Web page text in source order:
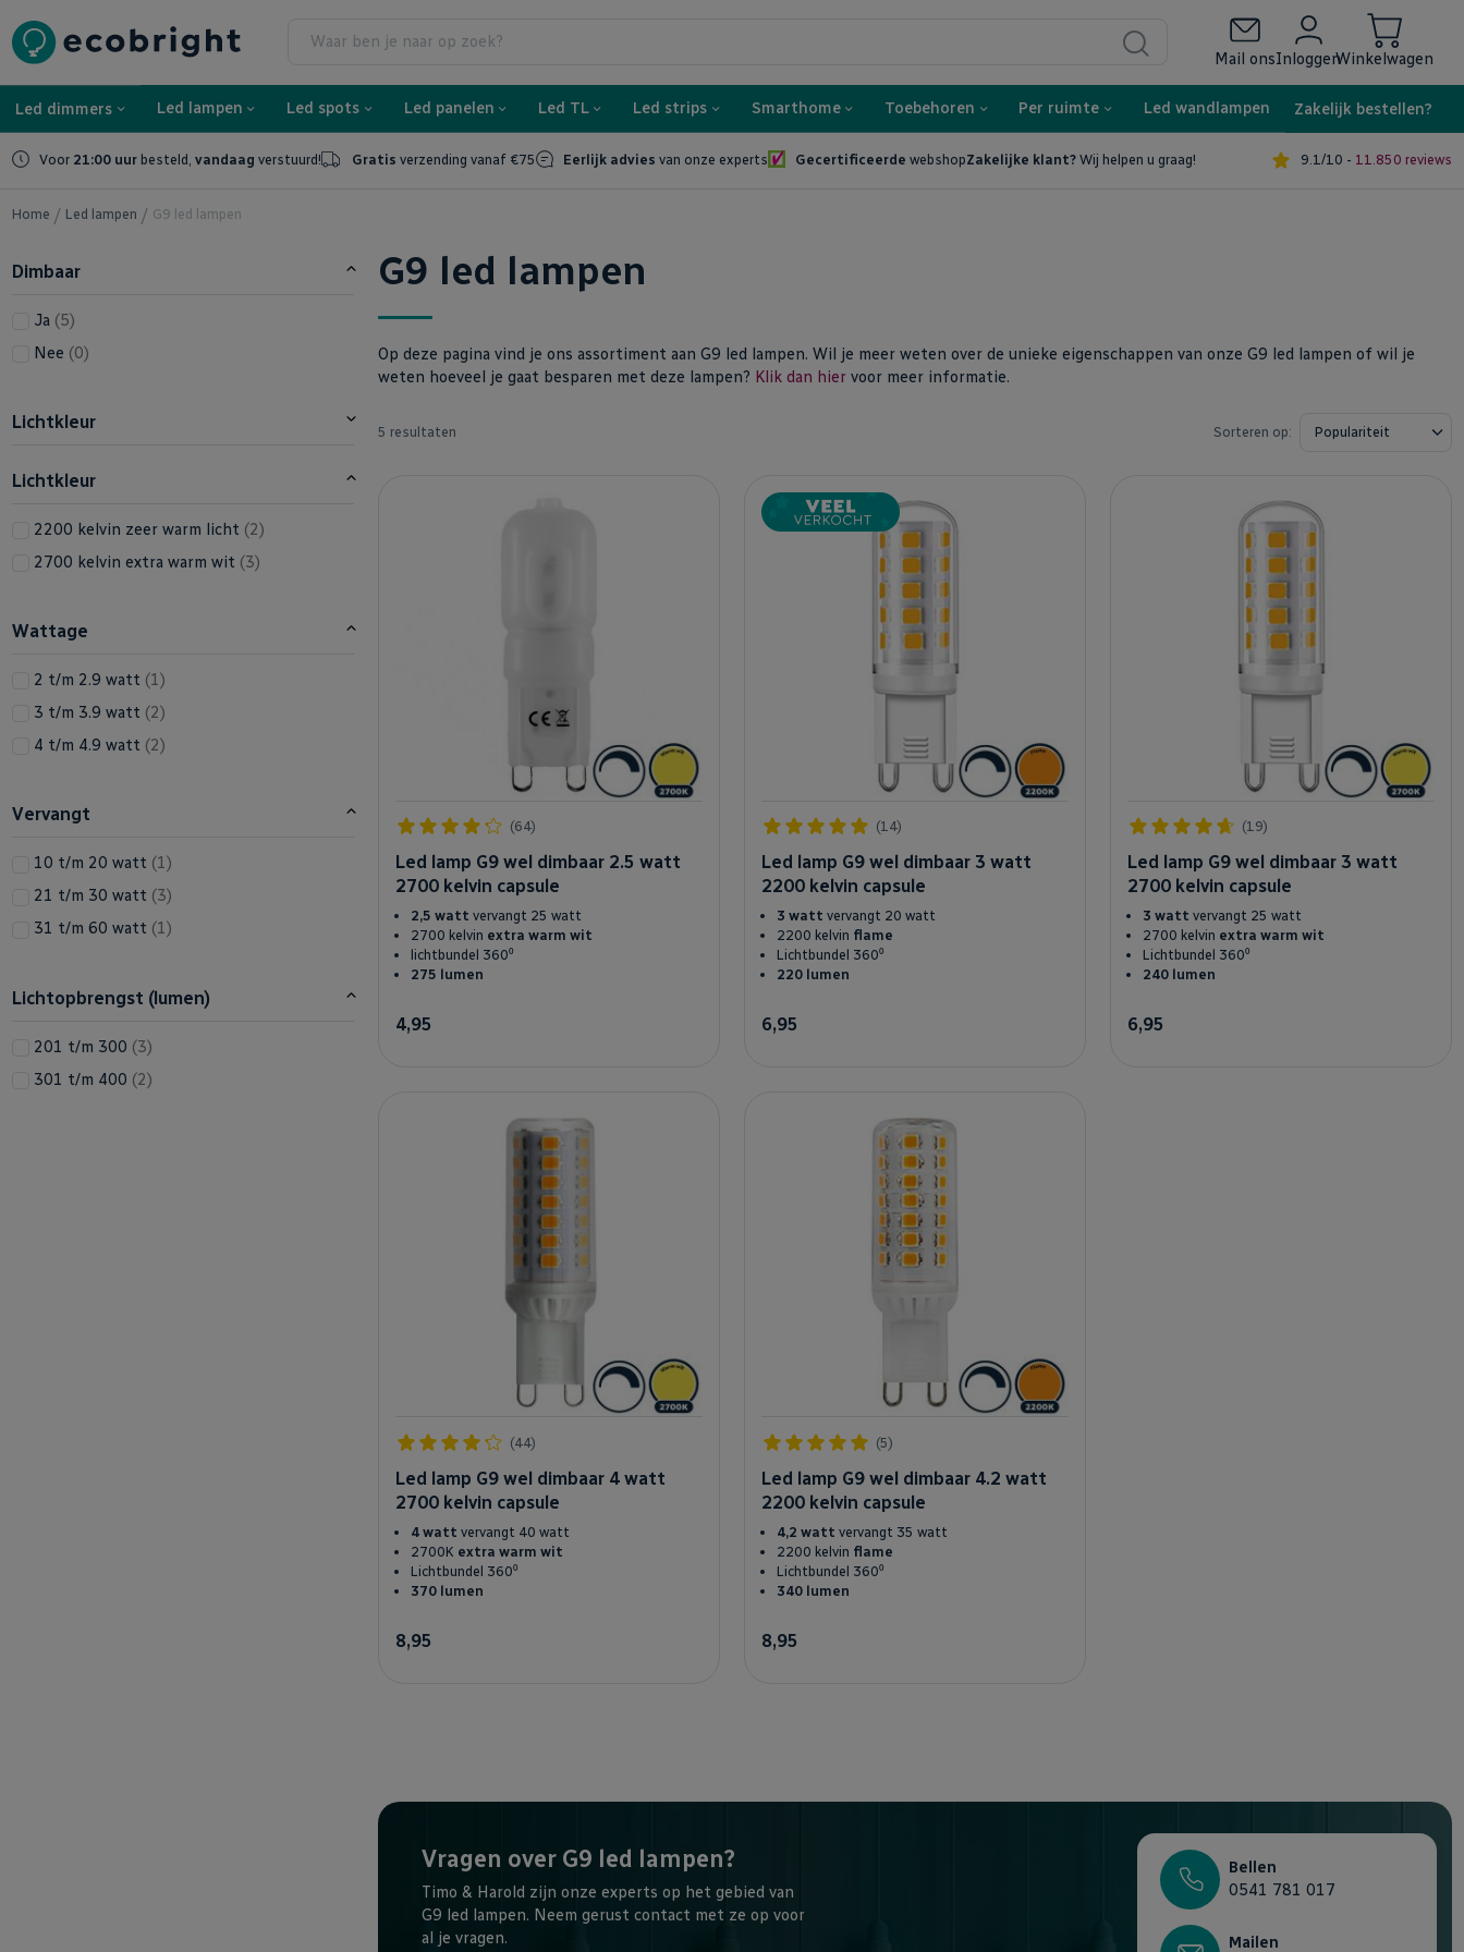
Mail onsInloggenWinkelwagen
Led dimmers Led lampen Led spots Led panelen Led TL Led strips Smarthome Toebehoren Per ruimte Led wandlampen Zakelijk bestellen?
Voor 21:00 uur besteld,vandaag verstuurd! Gratis verzending vanaf €75 Eerlijk advies van onze experts Gecertificeerde webshopZakelijke klant? Wij helpen u graag! 9.1/10 - 11.850 reviews
Home Led lampen G9 led lampen
Dimbaar
Ja 5producten
Nee 0producten
Lichtkleur
Lichtkleur
2200 kelvin zeer warm licht 2producten
2700 kelvin extra warm wit 3producten
Wattage
2 t/m 2.9 watt 1product
3 t/m 3.9 watt 2producten
4 t/m 4.9 watt 2producten
Vervangt
10 t/m 20 watt 1product
21 t/m 30 watt 3producten
31 t/m 60 watt 1product
Lichtopbrengst (lumen)
201 t/m 300 3producten
301 t/m 400 2producten
G9 led lampen
Op deze pagina vind je ons assortiment aan G9 led lampen. Wil je meer weten over de unieke eigenschappen van onze G9 led lampen of wil je
weten hoeveel je gaat besparen met deze lampen? Klik dan hiervoor meer informatie.
5 resultaten Sorteren op:
(64)
Led lamp G9 wel dimbaar 2.5 watt
2700 kelvin capsule
2,5 watt vervangt 25 watt
2700 kelvin extra warm wit
lichtbundel 360⁰
275 lumen
4,95
(14)
Led lamp G9 wel dimbaar 3 watt
2200 kelvin capsule
3 watt vervangt 20 watt
2200 kelvin flame
Lichtbundel 360⁰
220 lumen
6,95
(19)
Led lamp G9 wel dimbaar 3 watt
2700 kelvin capsule
3 watt vervangt 25 watt
2700 kelvin extra warm wit
Lichtbundel 360⁰
240 lumen
6,95
(44)
Led lamp G9 wel dimbaar 4 watt
2700 kelvin capsule
4 wattvervangt 40 watt
2700K extra warm wit
Lichtbundel 360⁰
370 lumen
8,95
(5)
Led lamp G9 wel dimbaar 4.2 watt
2200 kelvin capsule
4,2 wattvervangt 35 watt
2200 kelvin flame
Lichtbundel 360⁰
340 lumen
8,95
Vragen over G9 led lampen?
Timo & Harold zijn onze experts op het gebied van
G9 led lampen. Neem gerust contact met ze op voor
al je vragen.
Bellen
0541 781 017
Mailen